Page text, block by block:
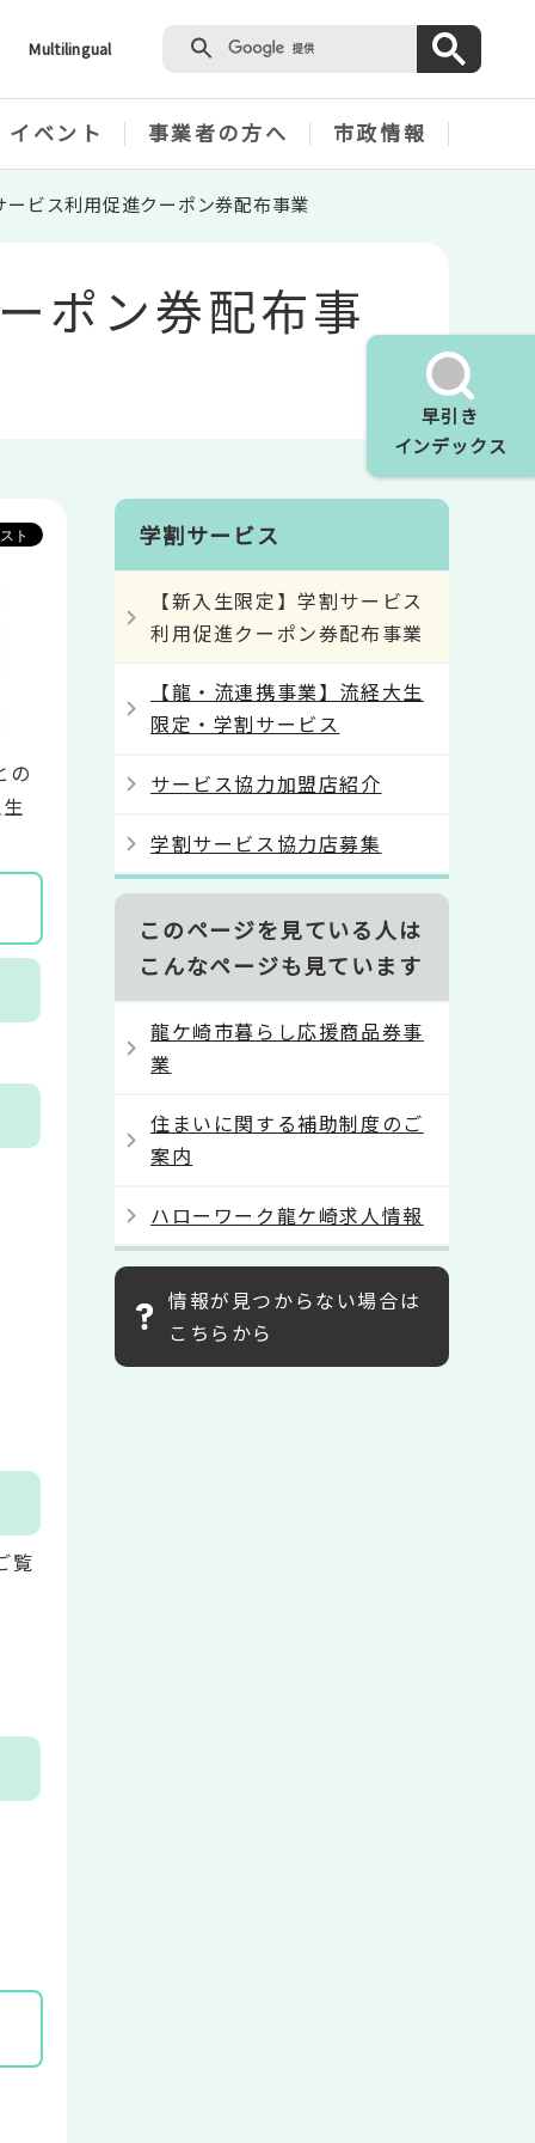
Multilingual
早引き
インデックス
イベント 事業者の方へ 市政情報
ビス利用促進クーポン券配布事業
ポン券配布事
の
覧
学割サービス
【新入生限定】学割サービス
利用促進クーポン券配布事業
【龍・流連携事業】流経大生
限定・学割サービス
サービス協力加盟店紹介
学割サービス協力店募集
このページを見ている人は
こんなページも見ています
龍ケ崎市暮らし応援商品券事
業
住まいに関する補助制度のご
案内
ハローワーク龍ケ崎求人情報
情報が見つからない場合は
こちらから